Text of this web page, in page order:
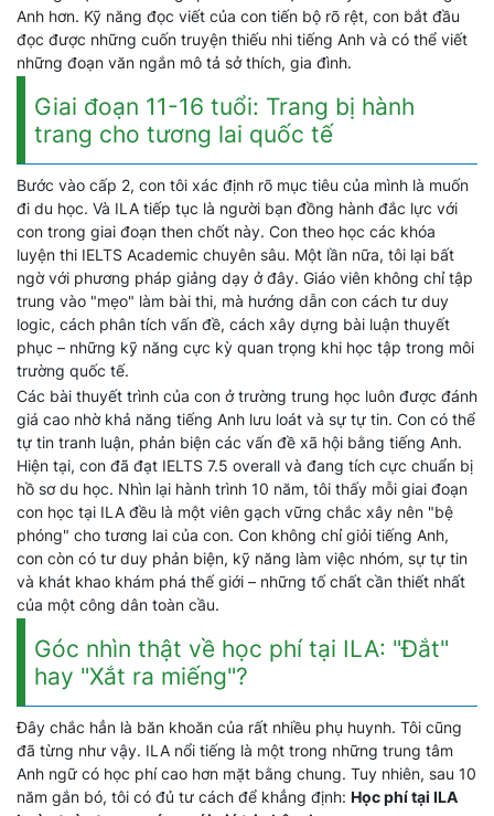
Anh hơn. Kỹ năng đọc viết của con tiến bộ rõ rệt, con bắt đầu
đọc được những cuốn truyện thiếu nhi tiếng Anh và có thể viết
những đoạn văn ngắn mô tả sở thích, gia đình.
Giai đoạn 11-16 tuổi: Trang bị hành
trang cho tương lai quốc tế
Bước vào cấp 2, con tôi xác định rõ mục tiêu của mình là muốn
đi du học. Và ILA tiếp tục là người bạn đồng hành đắc lực với
con trong giai đoạn then chốt này. Con theo học các khóa
luyện thi IELTS Academic chuyên sâu. Một lần nữa, tôi lại bất
ngờ với phương pháp giảng dạy ở đây. Giáo viên không chỉ tập
trung vào "mẹo" làm bài thi, mà hướng dẫn con cách tư duy
logic, cách phân tích vấn đề, cách xây dựng bài luận thuyết
phục – những kỹ năng cực kỳ quan trọng khi học tập trong môi
trường quốc tế.
Các bài thuyết trình của con ở trường trung học luôn được đánh
giá cao nhờ khả năng tiếng Anh lưu loát và sự tự tin. Con có thể
tự tin tranh luận, phản biện các vấn đề xã hội bằng tiếng Anh.
Hiện tại, con đã đạt IELTS 7.5 overall và đang tích cực chuẩn bị
hồ sơ du học. Nhìn lại hành trình 10 năm, tôi thấy mỗi giai đoạn
con học tại ILA đều là một viên gạch vững chắc xây nên "bệ
phóng" cho tương lai của con. Con không chỉ giỏi tiếng Anh,
con còn có tư duy phản biện, kỹ năng làm việc nhóm, sự tự tin
và khát khao khám phá thế giới – những tố chất cần thiết nhất
của một công dân toàn cầu.
Góc nhìn thật về học phí tại ILA: "Đắt"
hay "Xắt ra miếng"?
Đây chắc hẳn là băn khoăn của rất nhiều phụ huynh. Tôi cũng
đã từng như vậy. ILA nổi tiếng là một trong những trung tâm
Anh ngữ có học phí cao hơn mặt bằng chung. Tuy nhiên, sau 10
năm gắn bó, tôi có đủ tư cách để khẳng định: Học phí tại ILA